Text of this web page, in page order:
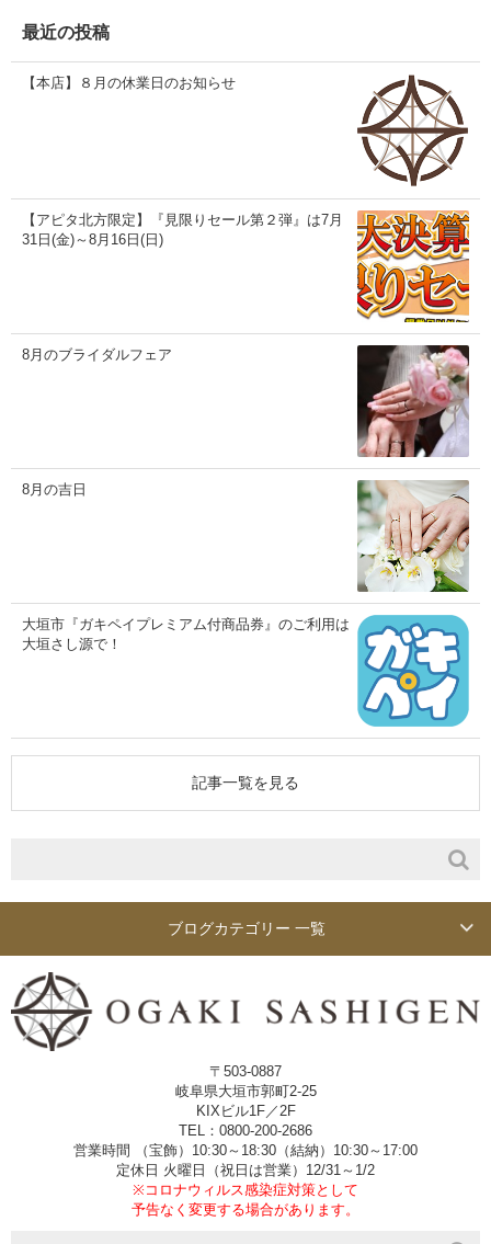
ブ
最近の投稿
【本店】８月の休業日のお知らせ
【アピタ北方限定】『見限りセール第２弾』は7月
31日(金)～8月16日(日)
8月のブライダルフェア
8月の吉日
大垣市『ガキペイプレミアム付商品券』のご利用は
大垣さし源で！
記事一覧を見る
ブログカテゴリー 一覧
〒503-0887
岐阜県大垣市郭町2-25
KIXビル1F／2F
TEL：0800-200-2686
営業時間 （宝飾）10:30～18:30（結納）10:30～17:00
定休日 火曜日（祝日は営業）12/31～1/2
※コロナウィルス感染症対策として
予告なく変更する場合があります。